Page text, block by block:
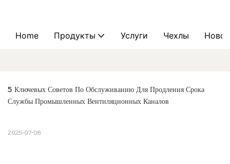
Home Продукты Услуги Чехлы
5 Ключевых Советов По Обслуживанию Для Продления Срока
Службы Промышленных Вентиляционных Каналов
2025-07-08